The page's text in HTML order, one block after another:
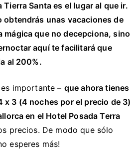
Tierra Santa es el lugar al que ir.
obtendrás unas vacaciones de
mágica que no decepciona, sino
aquí te facilitará que
al 200%.
importante – que ahora tienes
x 3 (4 noches por el precio de 3)
en el Hotel Posada Terra
precios. De modo que sólo
esperes más!